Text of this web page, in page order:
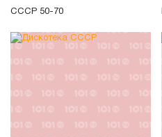
СССР 50-70